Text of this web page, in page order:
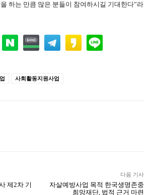
하는 만큼 많은 분들이 참여하시길 기대한다”라
사회활동지원사업
제2차 기
다음 기사
자살예방사업 목적 한국생명존중
희망재단, 법적 근거 마련